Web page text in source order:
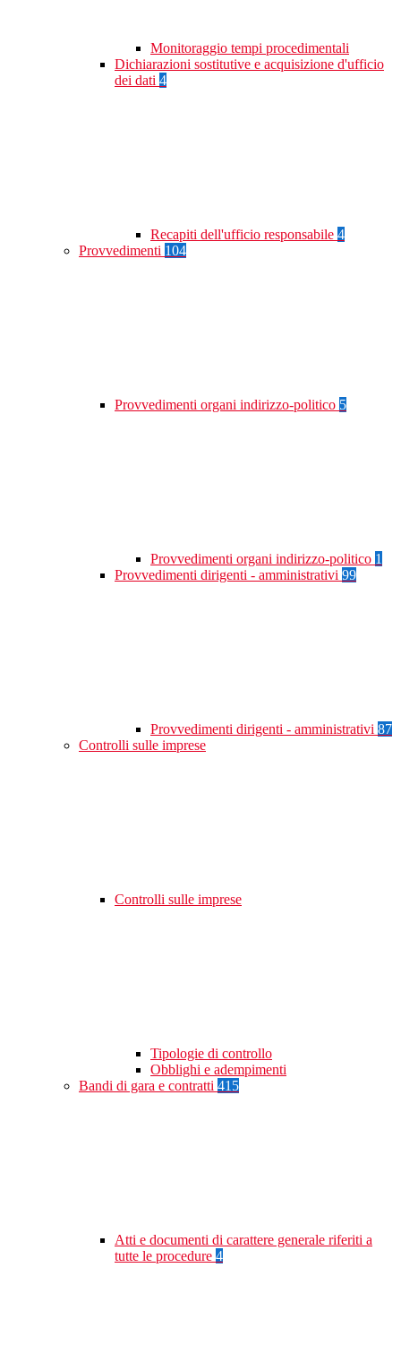
Monitoraggio tempi procedimentali
Dichiarazioni sostitutive e acquisizione d'ufficio
dei dati 4
Recapiti dell'ufficio responsabile 4
Provvedimenti 104
Provvedimenti organi indirizzo-politico 5
Provvedimenti organi indirizzo-politico 1
Provvedimenti dirigenti - amministrativi 99
Provvedimenti dirigenti - amministrativi 87
Controlli sulle imprese
Controlli sulle imprese
Tipologie di controllo
Obblighi e adempimenti
Bandi di gara e contratti 415
Atti e documenti di carattere generale riferiti a
tutte le procedure 4